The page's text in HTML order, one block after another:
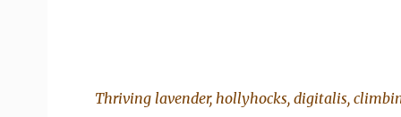
Thriving lavender, hollyhocks, digitalis,